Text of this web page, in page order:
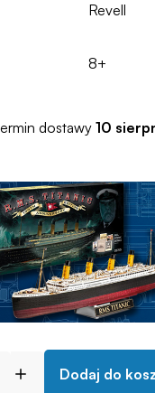
Revell
8+
dostawy 10
Dodaj do